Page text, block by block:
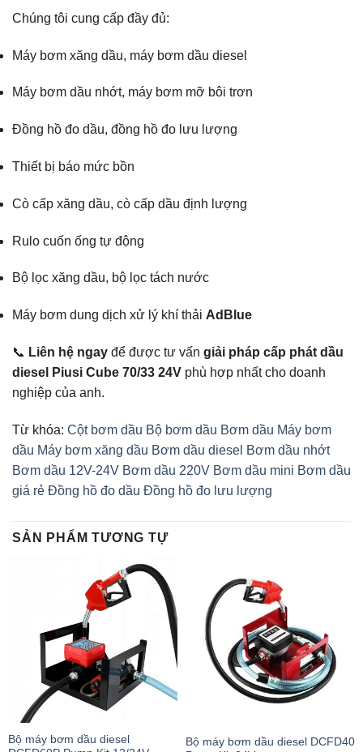
Chúng tôi cung cấp đầy đủ:
Máy bơm xăng dầu, máy bơm dầu diesel
Máy bơm dầu nhớt, máy bơm mỡ bôi trơn
Đồng hồ đo dầu, đồng hồ đo lưu lượng
Thiết bị báo mức bồn
Cò cấp xăng dầu, cò cấp dầu định lượng
Rulo cuốn ống tự động
Bộ lọc xăng dầu, bộ lọc tách nước
Máy bơm dung dịch xử lý khí thải AdBlue
📞 Liên hệ ngay để được tư vấn giải pháp cấp phát dầu
diesel Piusi Cube 70/33 24V phù hợp nhất cho doanh
nghiệp của anh.
Từ khóa: Cột bơm dầu Bộ bơm dầu Bơm dầu Máy bơm
dầu Máy bơm xăng dầu Bơm dầu diesel Bơm dầu nhớt
Bơm dầu 12V-24V Bơm dầu 220V Bơm dầu mini Bơm dầu
giá rẻ Đồng hồ đo dầu Đồng hồ đo lưu lượng
SẢN PHẨM TƯƠNG TỰ
Bộ máy bơm dầu diesel
Bộ máy bơm dầu diesel DCFD40